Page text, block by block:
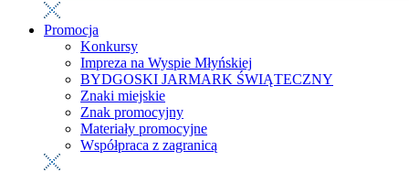
Promocja
Konkursy
Impreza na Wyspie Młyńskiej
BYDGOSKI JARMARK ŚWIĄTECZNY
Znaki miejskie
Znak promocyjny
Materiały promocyjne
Współpraca z zagranicą